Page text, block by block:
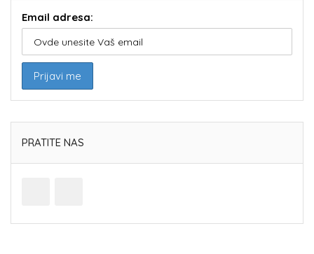
Email adresa:
PRATITE NAS